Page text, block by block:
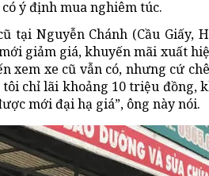
ý định mua nghiêm túc.
tại Nguyễn Chánh (Cầu Giấy,
giảm giá, khuyến mãi xuất
xem xe cũ vẫn có, nhưng cứ
chỉ lãi khoảng 10 triệu đồng,
mới đại hạ giá”, ông này nói.